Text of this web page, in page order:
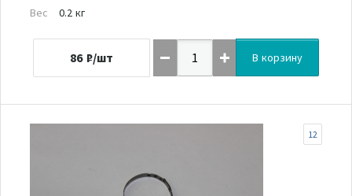
Вес
0.2 кг
86 ₽/шт В корзину
12